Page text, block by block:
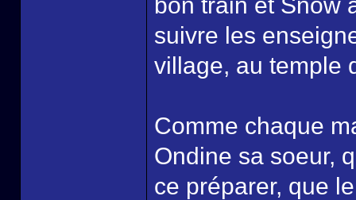
suivre les
village, au temple
Comme chaque
Ondine sa soeur,
ce préparer, que